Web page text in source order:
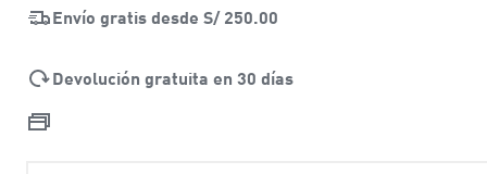
Envío gratis desde S/ 250.00
Devolución gratuita en 30 días